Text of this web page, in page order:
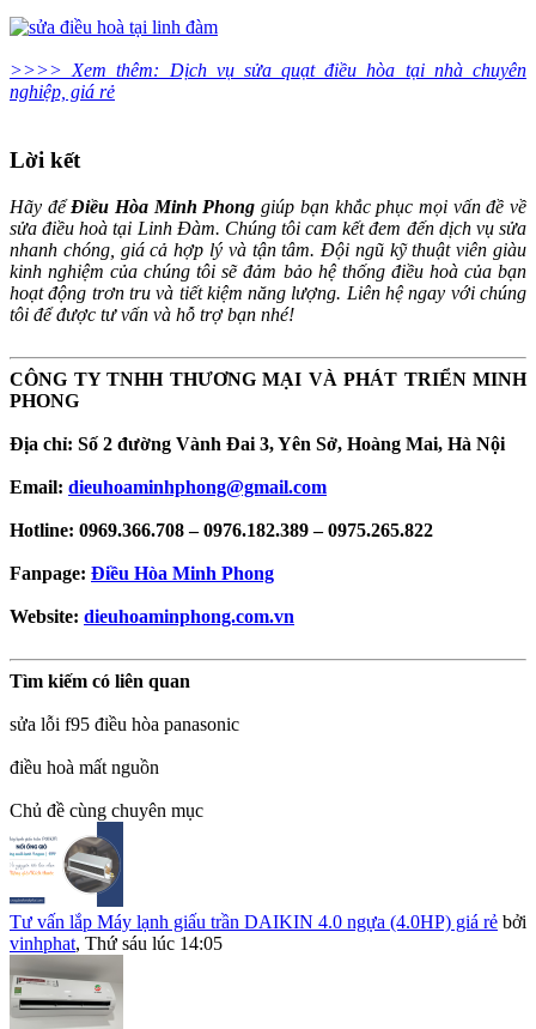
>>>> Xem thêm: Dịch vụ sửa quạt điều hòa tại nhà chuyên
nghiệp, giá rẻ
Lời kết
Hãy đểĐiều Hòa Minh Phong giúp bạn khắc phục mọi vấn đề về
sửa điều hoà tại Linh Đàm. Chúng tôi cam kết đem đến dịch vụ sửa
nhanh chóng, giá cả hợp lý và tận tâm. Đội ngũ kỹ thuật viên giàu
kinh nghiệm của chúng tôi sẽ đảm bảo hệ thống điều hoà của bạn
hoạt động trơn tru và tiết kiệm năng lượng. Liên hệ ngay với chúng
tôi để được tư vấn và hỗ trợ bạn nhé!
CÔNG TY TNHH THƯƠNG MẠI VÀ PHÁT TRIỂN MINH
PHONG
Địa chỉ: Số 2 đường Vành Đai 3, Yên Sở, Hoàng Mai, Hà Nội
Email: dieuhoaminhphong@gmail.com
Hotline: 0969.366.708 – 0976.182.389 – 0975.265.822
Fanpage: Điều Hòa Minh Phong
Website: dieuhoaminphong.com.vn
Tìm kiếm có liên quan
sửa lỗi f95 điều hòa panasonic
điều hoà mất nguồn​
Chủ đề cùng chuyên mục
Tư vấn lắp Máy lạnh giấu trần DAIKIN 4.0 ngựa (4.0HP) giá rẻ bởi
vinhphat, Thứ sáu lúc 14:05